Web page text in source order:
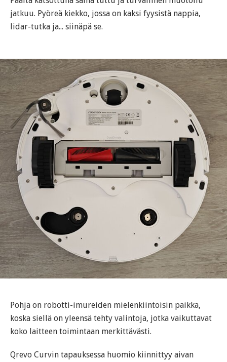
jatkuu. Pyöreä kiekko, jossa on kaksi fyysistä nappia,
lidar-tutka ja... siinäpä se.
Pohja on robotti-imureiden mielenkiintoisin paikka,
koska siellä on yleensä tehty valintoja, jotka vaikuttavat
koko laitteen toimintaan merkittävästi.
Qrevo Curvin tapauksessa huomio kiinnittyy aivan